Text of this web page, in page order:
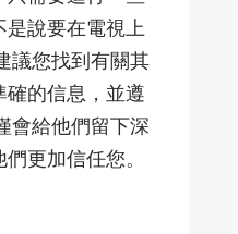
說要在電視上
議您找到有關其
確的信息，並遵
會給他們留下深
更加信任您。